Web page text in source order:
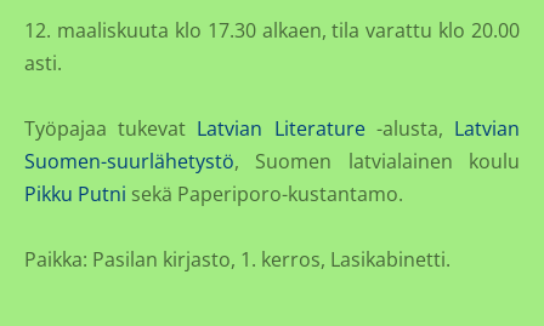
12. maaliskuuta klo 17.30 alkaen, tila varattu klo 20.00
asti.
Työpajaa tukevat Latvian Literature-alusta, Latvian
Suomen-suurlähetystö, Suomen latvialainen koulu
Pikku Putni sekä Paperiporo-kustantamo.
Paikka: Pasilan kirjasto, 1. kerros, Lasikabinetti.